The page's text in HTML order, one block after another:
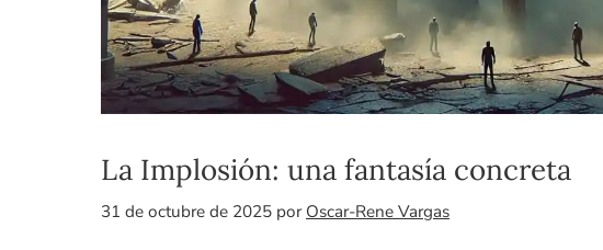
La Implosión: una fantasía concreta
31 de octubre de 2025 por Oscar-Rene Vargas